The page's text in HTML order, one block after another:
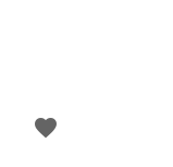
favorite